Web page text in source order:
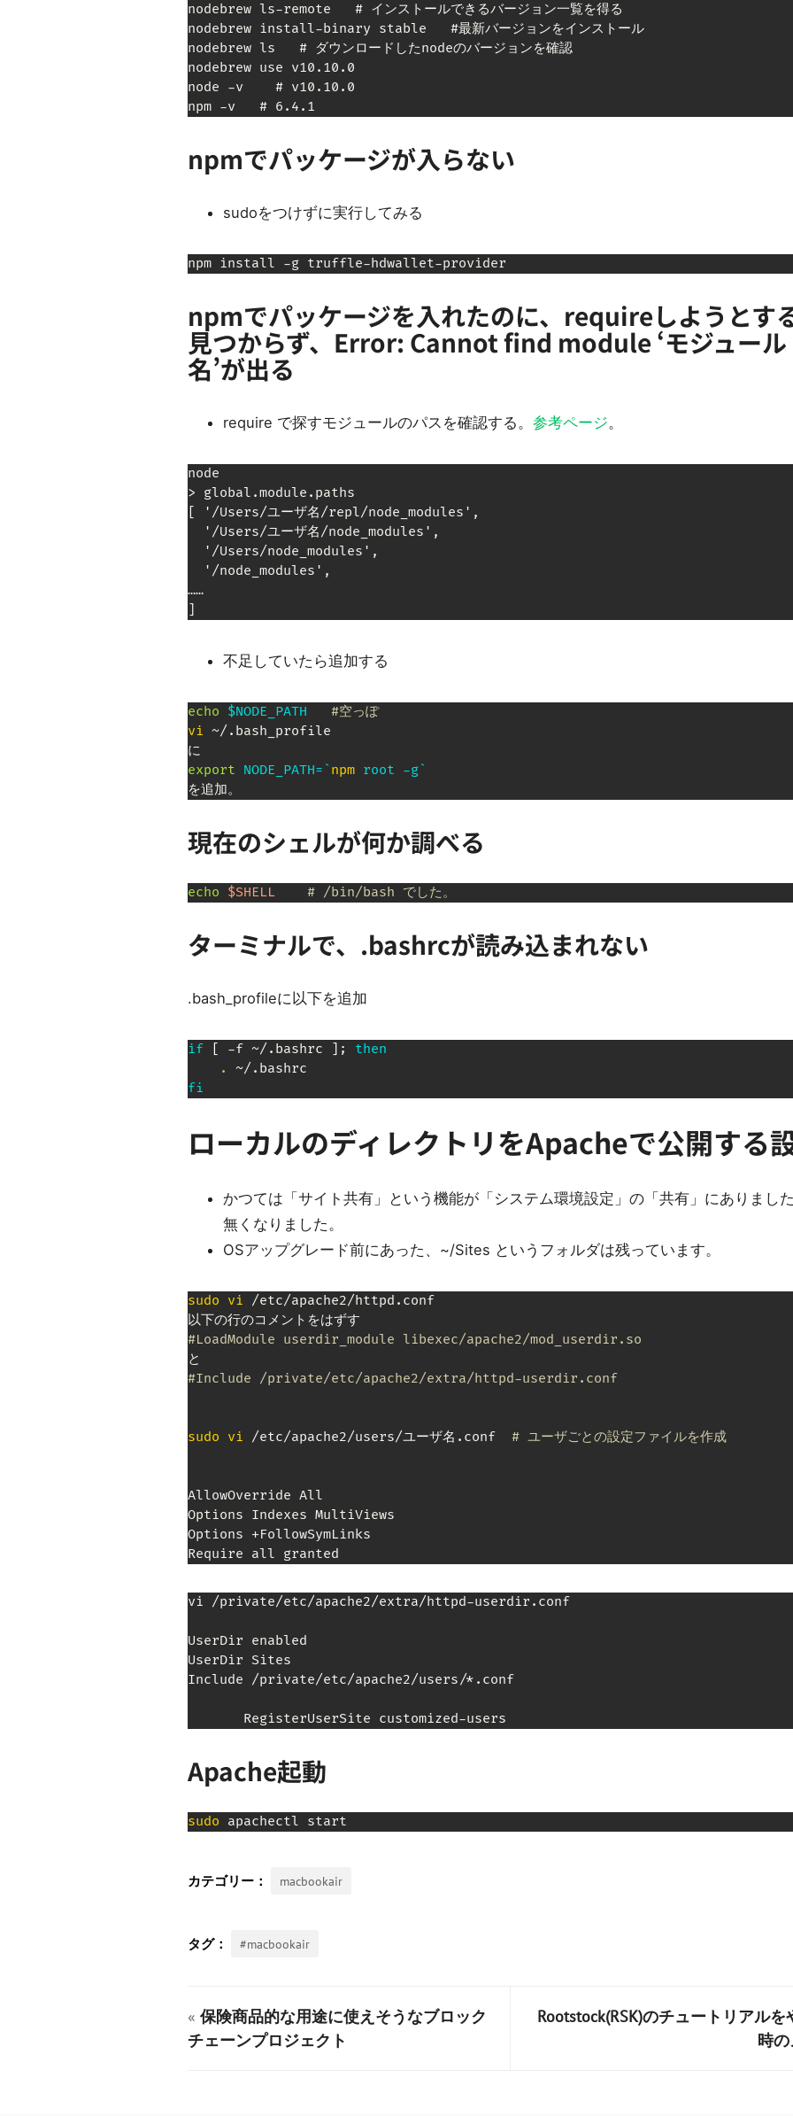
nodebrew ls-remote   # インストールできるバージョン一覧を得る
nodebrew install-binary stable   #最新バージョンをインストール
nodebrew ls   # ダウンロードしたnodeのバージョンを確認
nodebrew use v10.10.0
node -v    # v10.10.0
npm -v   # 6.4.1
npmでパッケージが入らない
sudoをつけずに実行してみる
npm install -g truffle-hdwallet-provider
npmでパッケージを入れたのに、requireしようとす
見つからず、Error: Cannot find module ‘モジュール
名’が出る
require で探すモジュールのパスを確認する。 参考ページ。
node
> global.module.paths
[ '/Users/ユーザ名/repl/node_modules',
  '/Users/ユーザ名/node_modules',
  '/Users/node_modules',
  '/node_modules',
……
不足していたら追加する
echo $NODE_PATH
#空っぽ
vi ~/.bash_profile
export NODE_PATH= ` npm root -g`
を追加。
現在のシェルが何か調べる
echo $SHELL # /bin/bash でした。
ターミナルで、.bashrcが読み込まれない
.bash_profileに以下を追加
if -f ~/.bashrc ;
then
.
fi
ローカルのディレクトリをApacheで公開する
かつては「サイト共有」という機能が「システム環境設定」の「共有」にありまし
無くなりました。
OSアップグレード前にあった、~/Sites というフォルダは残っています。
sudo vi /etc/apache2/httpd.conf
#LoadModule userdir_module libexec/apache2/mod_userdir.so
#Include /private/etc/apache2/extra/httpd-userdir.conf
sudo vi /etc/apache2/users/ユーザ名.conf # ユーザごとの設定ファイルを作成
AllowOverride All
Options Indexes MultiViews
Options +FollowSymLinks
vi /private/etc/apache2/extra/httpd-userdir.conf
UserDir enabled
UserDir Sites
Include /private/etc/apache2/users/*.conf
Apache起動
sudo apachectl start
macbookair
#macbookair
« 保険商品的な用途に使えそうなブロック
チェーンプロジェクト
Rootstock(RSK)のチュートリアルを
時